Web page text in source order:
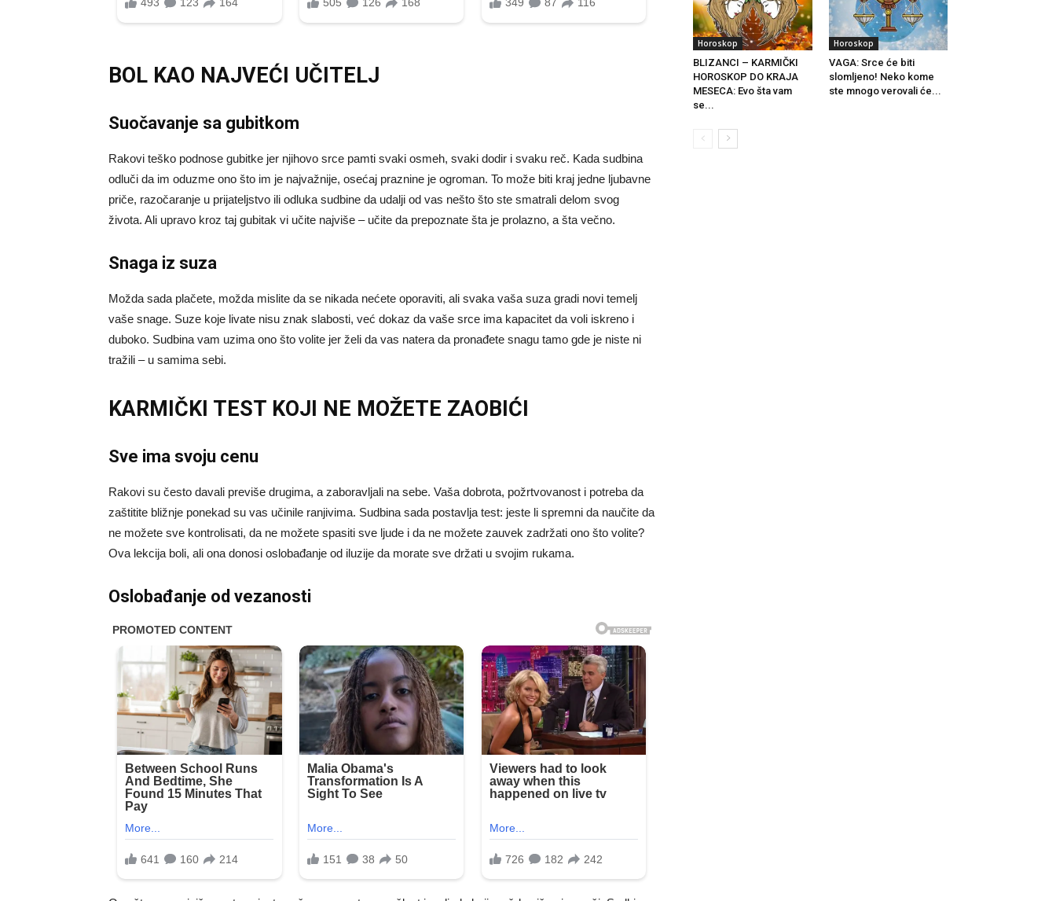
BOL KAO NAJVEĆI UČITELJ
Suočavanje sa gubitkom
Rakovi teško podnose gubitke jer njihovo srce pamti svaki osmeh, svaki dodir i svaku reč. Kada sudbina
odluči da im oduzme ono što im je najvažnije, osećaj praznine je ogroman. To može biti kraj jedne ljubavne
priče, razočaranje u prijateljstvo ili odluka sudbine da udalji od vas nešto što ste smatrali delom svog
života. Ali upravo kroz taj gubitak vi učite najviše – učite da prepoznate šta je prolazno, a šta večno.
Snaga iz suza
Možda sada plačete, možda mislite da se nikada nećete oporaviti, ali svaka vaša suza gradi novi temelj
vaše snage. Suze koje livate nisu znak slabosti, već dokaz da vaše srce ima kapacitet da voli iskreno i
duboko. Sudbina vam uzima ono što volite jer želi da vas natera da pronađete snagu tamo gde je niste ni
tražili – u samima sebi.
KARMIČKI TEST KOJI NE MOŽETE ZAOBIĆI
Sve ima svoju cenu
Rakovi su često davali previše drugima, a zaboravljali na sebe. Vaša dobrota, požrtvovanost i potreba da
zaštitite bližnje ponekad su vas učinile ranjivima. Sudbina sada postavlja test: jeste li spremni da naučite da
ne možete sve kontrolisati, da ne možete spasiti sve ljude i da ne možete zauvek zadržati ono što volite?
Ova lekcija boli, ali ona donosi oslobađanje od iluzije da morate sve držati u svojim rukama.
Oslobađanje od vezanosti
Horoskop
BLIZANCI – KARMIČKI
HOROSKOP DO KRAJA
MESECA: Evo šta vam
se...
Horoskop
VAGA: Srce će biti
slomljeno! Neko kome
ste mnogo verovali će...